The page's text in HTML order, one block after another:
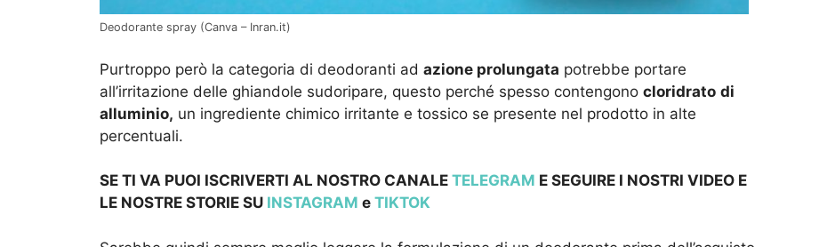
Deodorante spray (Canva – Inran.it)
Purtroppo però la categoria di deodoranti ad azione prolungata potrebbe portare
all’irritazione delle ghiandole sudoripare, questo perché spesso contengono cloridrato di
alluminio, un ingrediente chimico irritante e tossico se presente nel prodotto in alte
percentuali.
SE TI VA PUOI ISCRIVERTI AL NOSTRO CANALE TELEGRAM E SEGUIRE I NOSTRI VIDEO E
LE NOSTRE STORIE SU INSTAGRAM e TIKTOK